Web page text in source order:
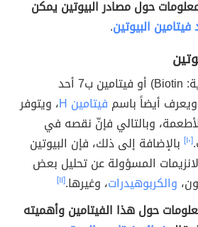
حول مصادر البيوتين يمكن
البيوتين.
يُعدُّ البيوتين (بالإنجليزية: Biotin) أو فيتامين ب7 أحد
أيضاً باسم فيتامين H
، ويتوفر
وبالتالي فإنّ نقصه في
[١٠]
بالإضافة إلى ذلك، فإن البيوتين
المسؤولة عن تحليل بعض
والكربوهيدرات، وغيرها.[١١]
حول هذا الفيتامين وأهميته